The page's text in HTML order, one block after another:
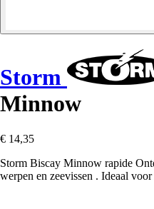
Storm
Minnow
€ 14,35
Storm Biscay Minnow rapide
werpen en zeevissen . Ideaal